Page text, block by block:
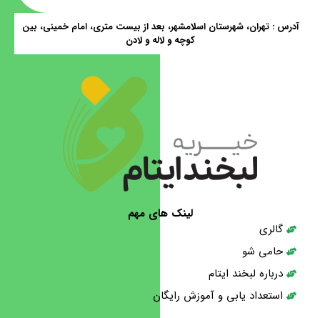
آدرس : تهران، شهرستان اسلامشهر، بعد از بیست متری، امام خمینی، بین
کوچه و لاله و لادن
لینک های مهم
گالری
حامی شو
درباره لبخند ایتام
استعداد یابی و آموزش رایگان